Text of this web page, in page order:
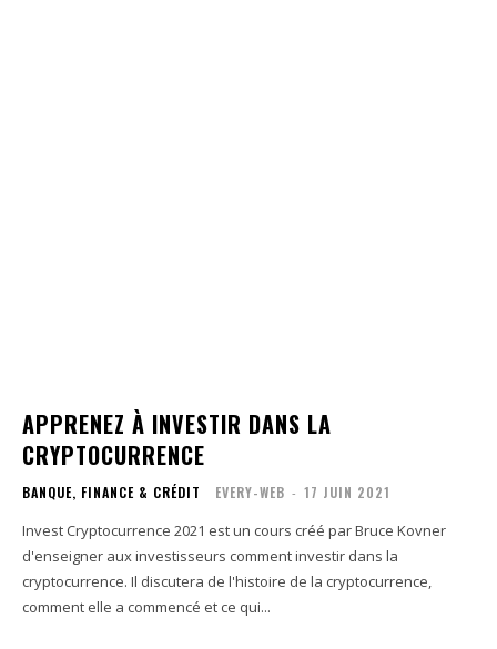
APPRENEZ À INVESTIR DANS LA
CRYPTOCURRENCE
BANQUE, FINANCE & CRÉDIT EVERY-WEB - 17 JUIN 2021
Invest Cryptocurrence 2021 est un cours créé par Bruce Kovner
d'enseigner aux investisseurs comment investir dans la
cryptocurrence. Il discutera de l'histoire de la cryptocurrence,
comment elle a commencé et ce qui...